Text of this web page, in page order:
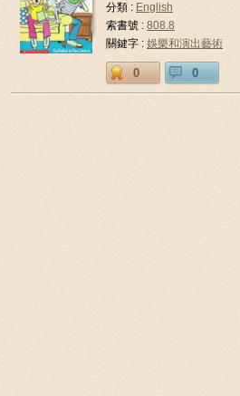
分類 : English
索書號 : 808.8
關鍵字 : 娛樂和演出藝術
0 0